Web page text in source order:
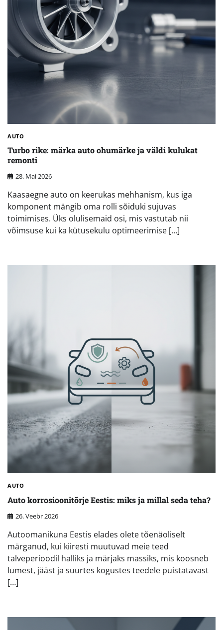
AUTO
Turbo rike: märka auto ohumärke ja väldi kulukat
remonti
28. Mai 2026
Kaasaegne auto on keerukas mehhanism, kus iga
komponent mängib oma rolli sõiduki sujuvas
toimimises. Üks olulisemaid osi, mis vastutab nii
võimsuse kui ka kütusekulu optimeerimise […]
AUTO
Auto korrosioonitõrje Eestis: miks ja millal seda teha?
26. Veebr 2026
Autoomanikuna Eestis elades olete tõenäoliselt
märganud, kui kiiresti muutuvad meie teed
talveperioodil halliks ja märjaks massiks, mis koosneb
lumest, jääst ja suurtes kogustes teedele puistatavast
[…]